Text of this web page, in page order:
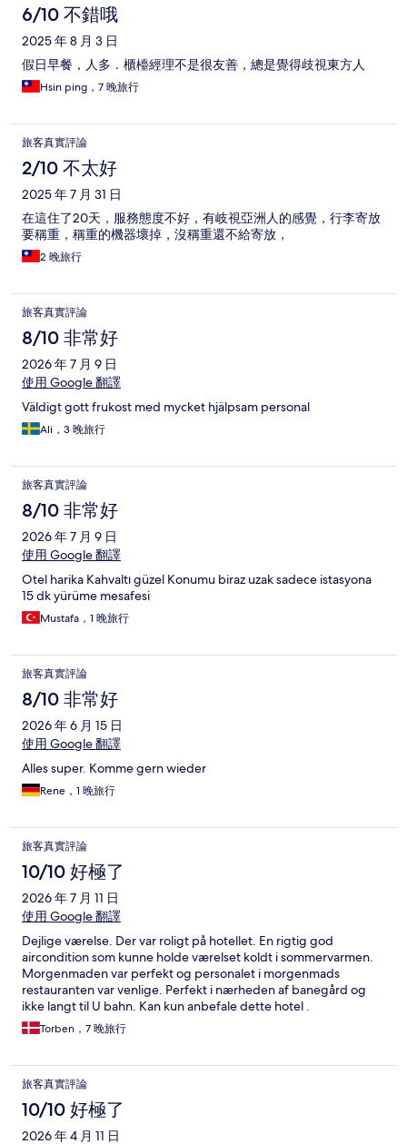
6/10 不錯哦
2025 年 8 月 3 日
假日早餐，人多．櫃檯經理不是很友善，總是覺得歧視東方人
Hsin ping，7 晚旅行
旅客真實評論
2/10 不太好
2025 年 7 月 31 日
在這住了20天，服務態度不好，有岐視亞洲人的感覺，行李寄放
要稱重，稱重的機器壞掉，沒稱重還不給寄放，
2 晚旅行
旅客真實評論
8/10 非常好
2026 年 7 月 9 日
使用 Google 翻譯
Väldigt gott frukost med mycket hjälpsam personal
Ali，3 晚旅行
旅客真實評論
8/10 非常好
2026 年 7 月 9 日
使用 Google 翻譯
Otel harika Kahvaltı güzel Konumu biraz uzak sadece istasyona
15 dk yürüme mesafesi
Mustafa，1 晚旅行
旅客真實評論
8/10 非常好
2026 年 6 月 15 日
使用 Google 翻譯
Alles super. Komme gern wieder
Rene，1 晚旅行
旅客真實評論
10/10 好極了
2026 年 7 月 11 日
使用 Google 翻譯
Dejlige værelse. Der var roligt på hotellet. En rigtig god
aircondition som kunne holde værelset koldt i sommervarmen.
Morgenmaden var perfekt og personalet i morgenmads
restauranten var venlige. Perfekt i nærheden af banegård og
ikke langt til U bahn. Kan kun anbefale dette hotel .
Torben，7 晚旅行
旅客真實評論
10/10 好極了
2026 年 4 月 11 日